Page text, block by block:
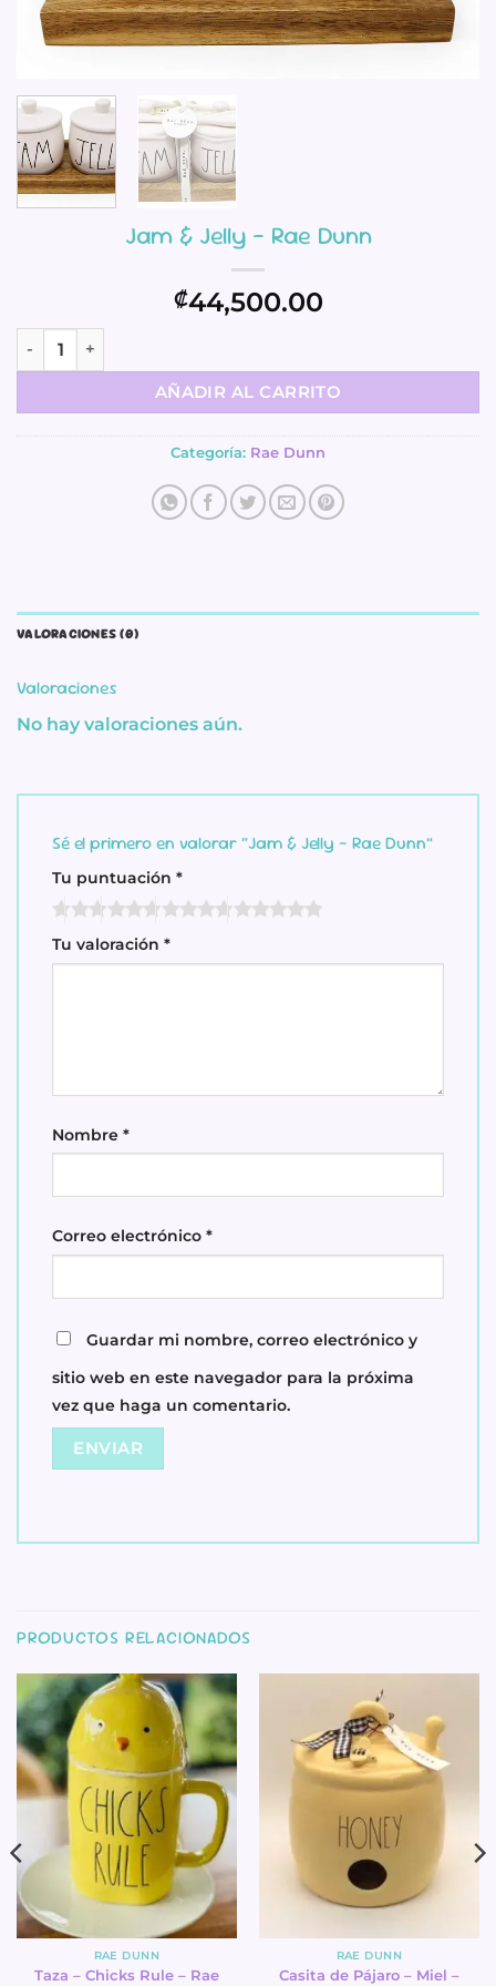
Jam & Jelly – Rae Dunn
₡44,500.00
Jam & Jelly - Rae Dunn cantidad
AÑADIR AL CARRITO
Categoría: Rae Dunn
VALORACIONES (0)
Valoraciones
No hay valoraciones aún.
Sé el primero en valorar “Jam & Jelly – Rae Dunn”
Tu puntuación *
Tu valoración *
Nombre *
Correo electrónico *
Guardar mi nombre, correo electrónico y
sitio web en este navegador para la próxima
vez que haga un comentario.
PRODUCTOS RELACIONADOS
RAE DUNN
Taza – Chicks Rule – Rae
RAE DUNN
Casita de Pájaro – Miel –